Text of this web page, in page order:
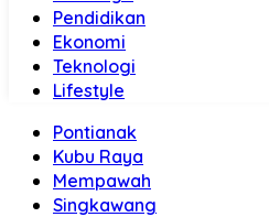
Pendidikan
Ekonomi
Teknologi
Lifestyle
Pontianak
Kubu Raya
Mempawah
Singkawang